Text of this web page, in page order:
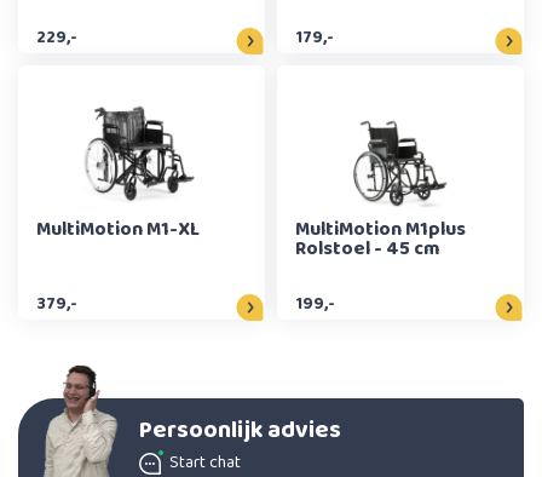
229,- 179,-
MultiMotion M1-XL
379,-
MultiMotion M1plus
Rolstoel - 45 cm
199,-
Persoonlijk advies
Start chat